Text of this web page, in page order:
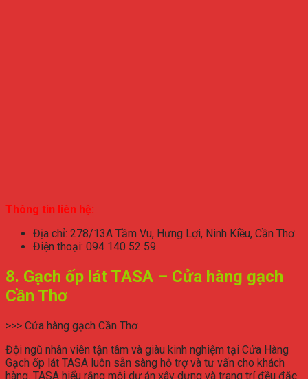
Thông tin liên hệ:
Địa chỉ: 278/13A Tầm Vu, Hưng Lợi, Ninh Kiều, Cần Thơ
Điện thoại: 094 140 52 59
8. Gạch ốp lát TASA – Cửa hàng gạch
Cần Thơ
>>> Cửa hàng gạch Cần Thơ
Đội ngũ nhân viên tận tâm và giàu kinh nghiệm tại Cửa Hàng
Gạch ốp lát TASA luôn sẵn sàng hỗ trợ và tư vấn cho khách
hàng. TASA hiểu rằng mỗi dự án xây dựng và trang trí đều đặc